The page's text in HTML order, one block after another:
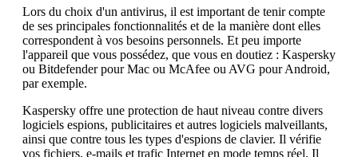
Lors du choix d'un antivirus, il est important de tenir compte
de ses principales fonctionnalités et de la manière dont elles
correspondent à vos besoins personnels. Et peu importe
l'appareil que vous possédez, que vous en doutiez : Kaspersky
ou Bitdefender pour Mac ou McAfee ou AVG pour Android,
par exemple.
Kaspersky offre une protection de haut niveau contre divers
logiciels espions, publicitaires et autres logiciels malveillants,
ainsi que contre tous les types d'espions de clavier. Il vérifie
vos fichiers, e-mails et trafic Internet en mode temps réel. Il